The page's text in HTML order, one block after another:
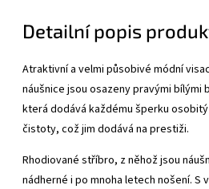
Detailní popis
Atraktivní a velmi působivé módní
náušnice jsou osazeny pravými bílými
která dodává každému šperku
čistoty, což jim dodává na prestiži.
Rhodiované stříbro, z něhož jsou
nádherné i po mnoha letech nošení.